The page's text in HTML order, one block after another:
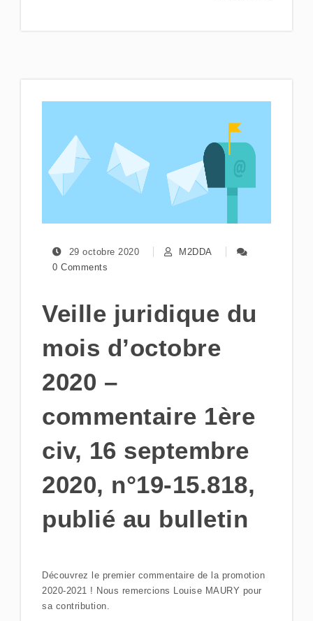
29 octobre 2020
M2DDA
0 Comments
Veille juridique du
mois d’octobre
2020 –
commentaire 1ère
civ, 16 septembre
2020, n°19-15.818,
publié au bulletin
Découvrez le premier commentaire de la promotion
2020-2021 ! Nous remercions Louise MAURY pour
sa contribution.